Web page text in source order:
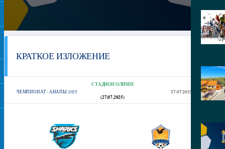
КРАТКОЕ ИЗЛОЖЕНИЕ
ЧЕМПИОНАТ - АНАПЫ 2025
СТАДИОН ОЛИМП
27.07.2025 18:00
(27.07.2025)